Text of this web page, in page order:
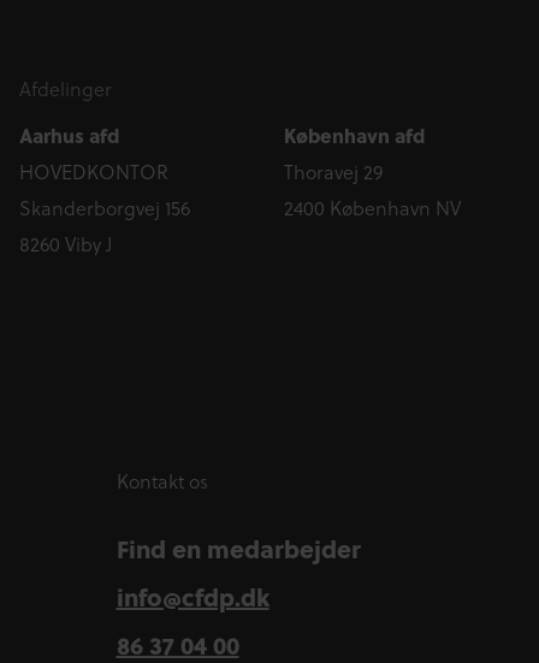
Afdelinger
Aarhus afd
HOVEDKONTOR
Skanderborgvej 156
8260 Viby J
København afd
Thoravej 29
2400 København NV
Kontakt os
Find en medarbejder
info@cfdp.dk
86 37 04 00